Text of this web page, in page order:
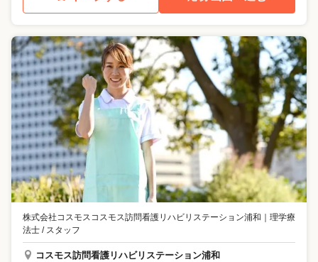
株式会社コスモスコスモス訪問看護リハビリステーション浦和
理学療
法士 / スタッフ
コスモス訪問看護リハビリステーション浦和